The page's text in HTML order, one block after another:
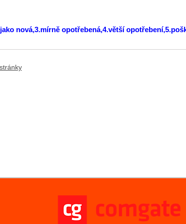
nová,3.mírně opotřebená,4.větší